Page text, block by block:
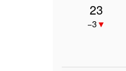
23
−3 ▼